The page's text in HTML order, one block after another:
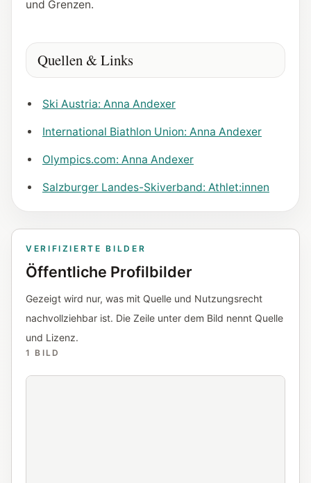
und Grenzen.
Quellen & Links
Ski Austria: Anna Andexer
International Biathlon Union: Anna Andexer
Olympics.com: Anna Andexer
Salzburger Landes-Skiverband: Athlet:innen
VERIFIZIERTE BILDER
Öffentliche Profilbilder
Gezeigt wird nur, was mit Quelle und Nutzungsrecht
nachvollziehbar ist. Die Zeile unter dem Bild nennt Quelle
und Lizenz.
1 BILD